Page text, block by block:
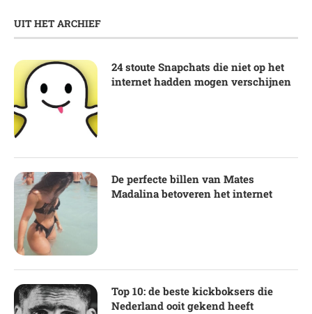
UIT HET ARCHIEF
24 stoute Snapchats die niet op het
internet hadden mogen verschijnen
De perfecte billen van Mates
Madalina betoveren het internet
Top 10: de beste kickboksers die
Nederland ooit gekend heeft